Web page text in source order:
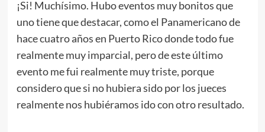
¡Si! Muchísimo. Hubo eventos muy bonitos que
uno tiene que destacar, como el Panamericano de
hace cuatro años en Puerto Rico donde todo fue
realmente muy imparcial, pero de este último
evento me fui realmente muy triste, porque
considero que si no hubiera sido por los jueces
realmente nos hubiéramos ido con otro resultado.